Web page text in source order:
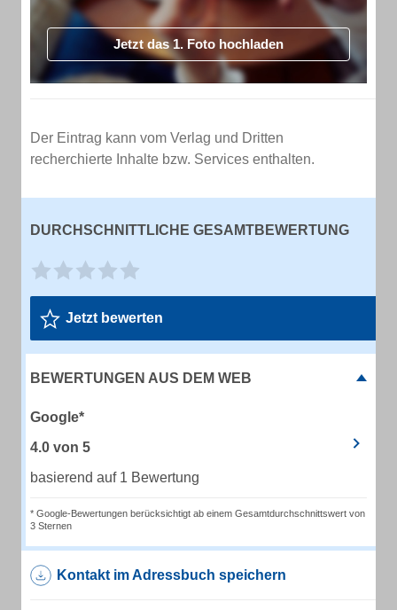
Jetzt das 1. Foto hochladen
Der Eintrag kann vom Verlag und Dritten
recherchierte Inhalte bzw. Services enthalten.
DURCHSCHNITTLICHE GESAMTBEWERTUNG
Jetzt bewerten
BEWERTUNGEN AUS DEM WEB
Google*
4.0 von 5
basierend auf 1 Bewertung
* Google-Bewertungen berücksichtigt ab einem Gesamtdurchschnittswert von
3 Sternen
Kontakt im Adressbuch speichern